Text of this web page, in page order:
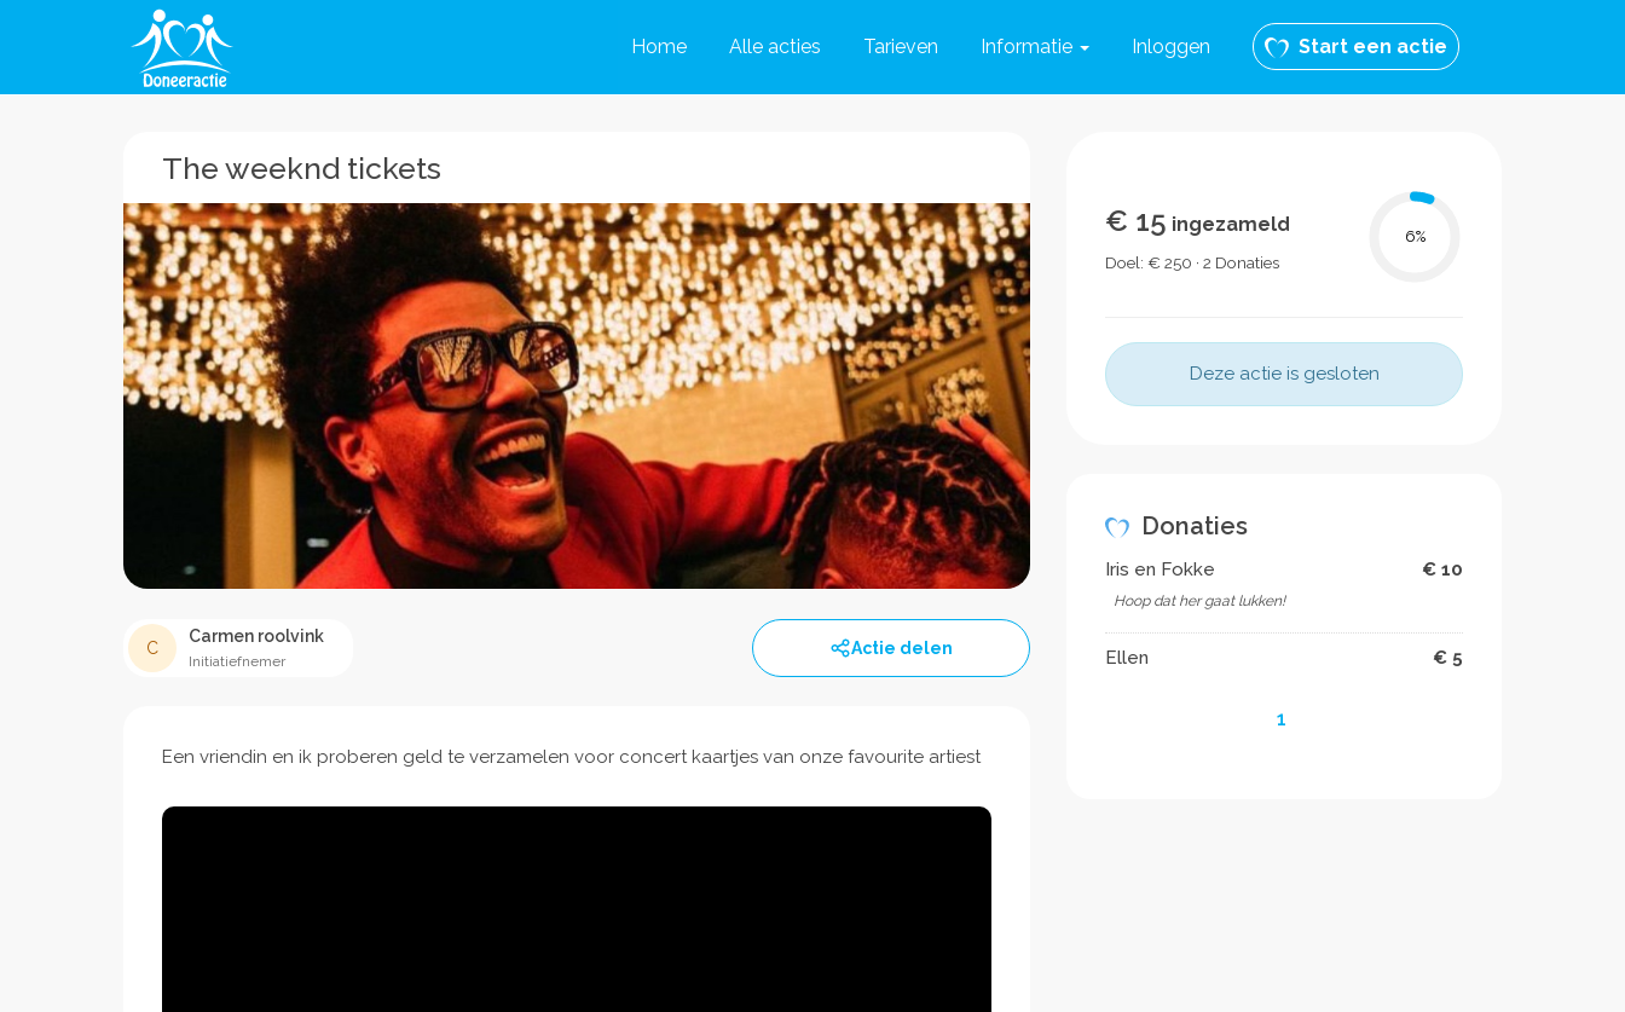
Home Alle acties Tarieven Informatie Inloggen Start een actie
The weeknd tickets
C
Carmen roolvink
Initiatiefnemer
Actie delen
Een vriendin en ik proberen geld te verzamelen voor concert kaartjes van onze favourite artiest
€ 15 ingezameld
Doel: € 250 · 2 Donaties
6%
Deze actie is gesloten
Donaties
Iris en Fokke € 10
Hoop dat her gaat lukken!
Ellen € 5
1